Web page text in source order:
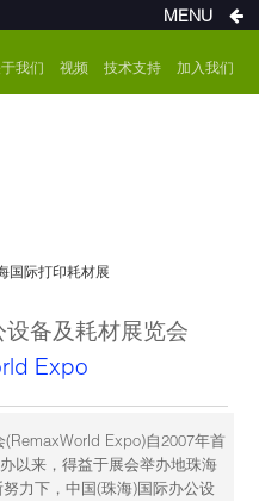
我们 视频 技术支持 加入我们
国际打印耗材展
备及耗材展览会
Expo
Expo)自2007年首
以来，得益于展会举办地珠海
力下，中国(珠海)国际办公设
MENU